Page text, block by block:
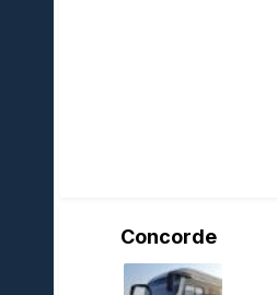
Concorde